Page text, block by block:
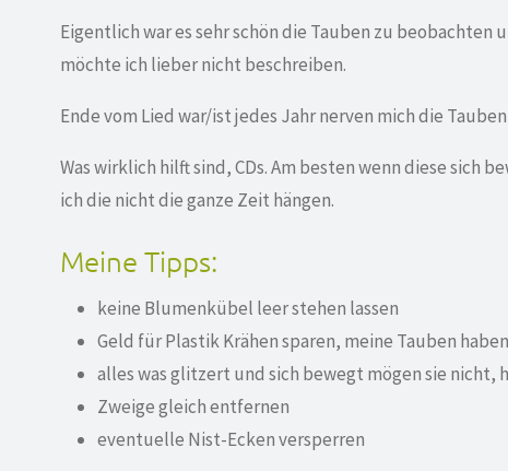
Eigentlich war es sehr schön die Tauben zu
möchte ich lieber nicht beschreiben.
Ende vom Lied war/ist jedes Jahr nerven mich die
Was wirklich hilft sind, CDs. Am besten wenn diese sich
ich die nicht die ganze Zeit hängen.
Meine Tipps:
keine Blumenkübel leer stehen lassen
Geld für Plastik Krähen sparen, meine Tauben
alles was glitzert und sich bewegt mögen sie nicht,
Zweige gleich entfernen
eventuelle Nist-Ecken versperren